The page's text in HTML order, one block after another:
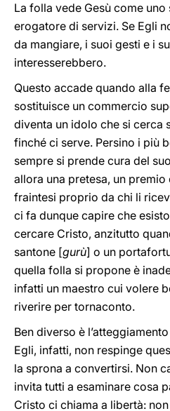
La folla vede Gesù come
erogatore di servizi. Se Egli
da mangiare, i suoi gesti e i
interesserebbero.
Questo accade quando alla
sostituisce un commercio
diventa un idolo che si cerca
finché ci serve. Persino i più
sempre si prende cura del
allora una pretesa, un
fraintesi proprio da chi li
ci fa dunque capire che
cercare Cristo, anzitutto
santone [gurù] o un
quella folla si propone è
infatti un maestro cui volere
riverire per tornaconto.
Ben diverso è
Egli, infatti, non respinge
la sprona a convertirsi. Non
invita tutti a esaminare cosa
Cristo ci chiama a libertà: